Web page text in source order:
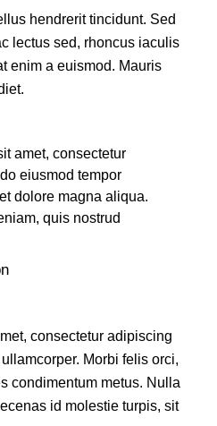
hendrerit tincidunt. Sed
lectus sed, rhoncus iaculis
enim a euismod. Mauris
amet, consectetur
eiusmod tempor
dolore magna aliqua.
quis nostrud
consectetur adipiscing
Morbi felis orci,
condimentum metus. Nulla
id molestie turpis, sit